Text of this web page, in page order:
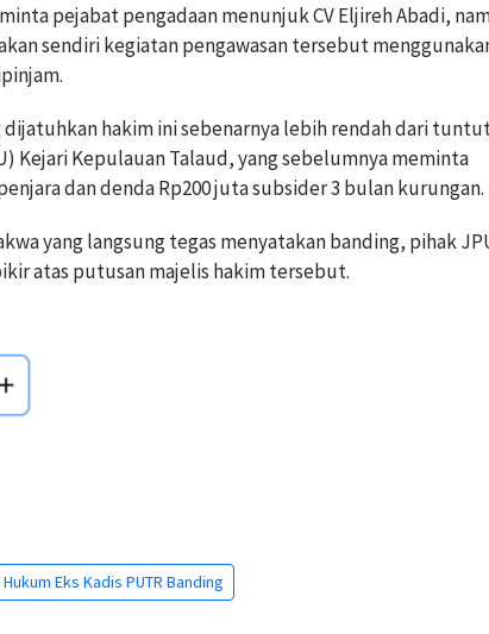
pejabat pengadaan menunjuk CV Eljireh Abadi,
sendiri kegiatan pengawasan tersebut
dijatuhkan hakim ini sebenarnya lebih rendah dari
Kejari Kepulauan Talaud, yang sebelumnya meminta
dan denda Rp200 juta subsider 3 bulan kurungan.
yang langsung tegas menyatakan banding, pihak
atas putusan majelis hakim tersebut.
Eks Kadis PUTR Banding